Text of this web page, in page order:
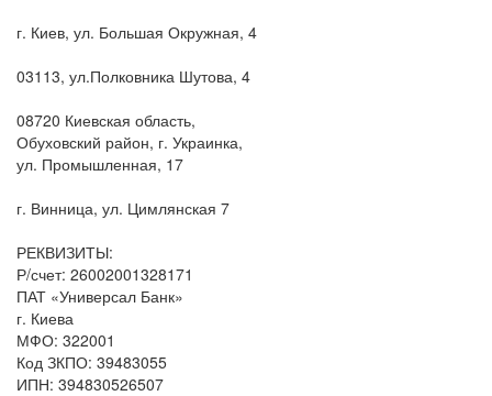
г. Киев, ул. Большая Окружная, 4
03113, ул.Полковника Шутова, 4
08720 Киевская область,
Обуховский район, г. Украинка,
ул. Промышленная, 17
г. Винница, ул. Цимлянская 7
РЕКВИЗИТЫ:
Р/счет: 26002001328171
ПАТ «Универсал Банк»
г. Киева
МФО: 322001
Код ЗКПО: 39483055
ИПН: 394830526507